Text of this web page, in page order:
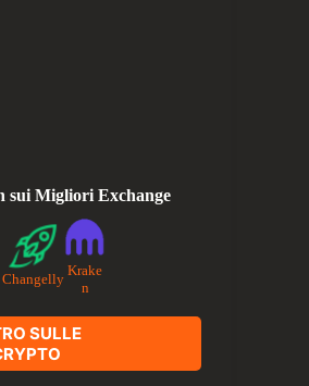
sui Migliori Exchange
Changelly
Krake
n
SULLE